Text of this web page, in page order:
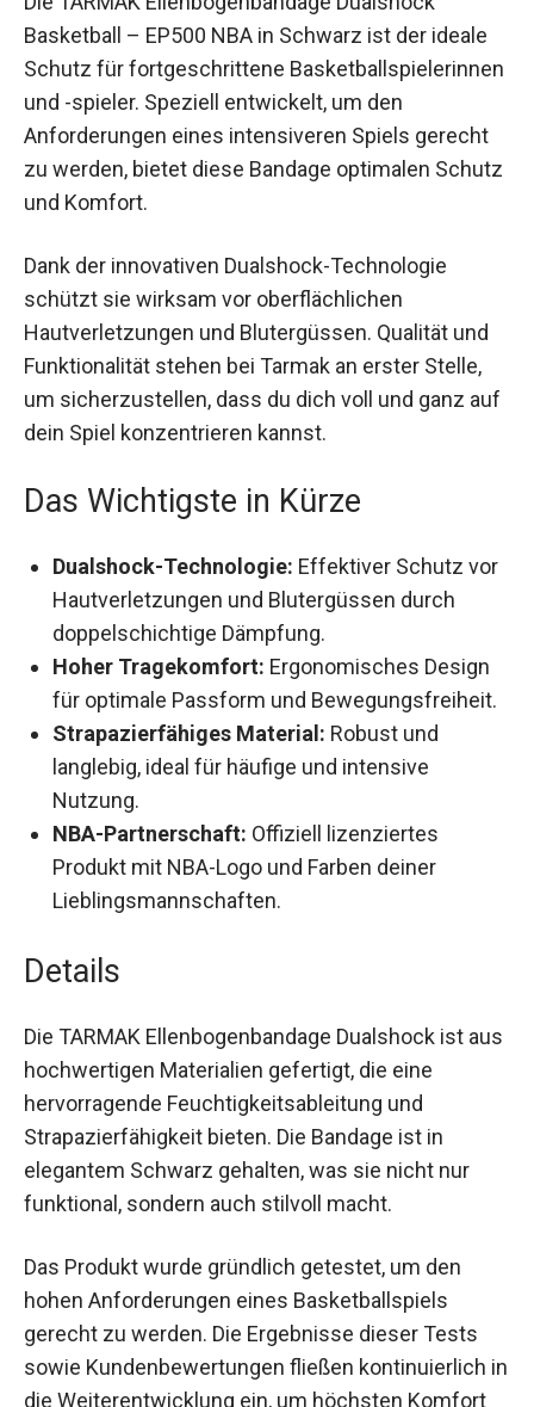
Basketball – EP500 NBA in Schwarz ist der ideale
Schutz für fortgeschrittene
Basketballspielerinnen und -spieler. Speziell
entwickelt, um den Anforderungen eines
intensiveren Spiels gerecht zu werden, bietet
diese Bandage optimalen Schutz und Komfort.
schützt sie wirksam vor oberflächlichen
Hautverletzungen und Blutergüssen. Qualität und
Funktionalität stehen bei Tarmak an erster Stelle,
um sicherzustellen, dass du dich voll und ganz
auf dein Spiel konzentrieren kannst.
Das Wichtigste in Kürze
vor Hautverletzungen und Blutergüssen durch
doppelschichtige Dämpfung.
Hoher Tragekomfort:Ergonomisches Design
für optimale Passform und
Bewegungsfreiheit.
Strapazierfähiges Material: Robust und
langlebig, ideal für häufige und intensive
Nutzung.
NBA-Partnerschaft: Offiziell lizenziertes
Produkt mit NBA-Logo und Farben deiner
Lieblingsmannschaften.
Details
Die TARMAK Ellenbogenbandage Dualshock ist
aus hochwertigen Materialien gefertigt, die eine
hervorragende Feuchtigkeitsableitung und
Strapazierfähigkeit bieten. Die Bandage ist in
elegantem Schwarz gehalten, was sie nicht nur
funktional, sondern auch stilvoll macht.
Das Produkt wurde gründlich getestet, um den
hohen Anforderungen eines Basketballspiels
gerecht zu werden. Die Ergebnisse dieser Tests
sowie Kundenbewertungen fließen kontinuierlich